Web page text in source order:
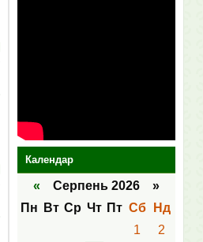
Календар
« Серпень 2026 »
Пн
Вт Ср Чт Пт Сб
Нд
1
2